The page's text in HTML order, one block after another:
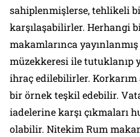
sahiplenmişlerse, tehlikeli
karşılaşabilirler. Herhangi
makamlarınca
müzekkeresi ile tutuklanıp
ihraç edilebilirler. Korkarım
bir örnek teşkil edebilir.
iadelerine karşı çıkmaları
olabilir. Nitekim Rum